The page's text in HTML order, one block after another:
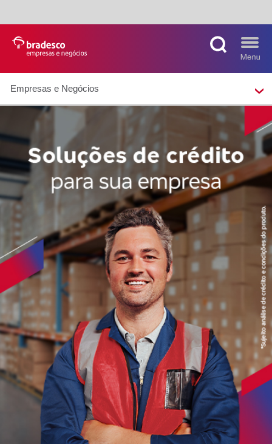
Empresas e Negócios
MAIS BUSCADOS
SUAS BUSCAS
RECENTES